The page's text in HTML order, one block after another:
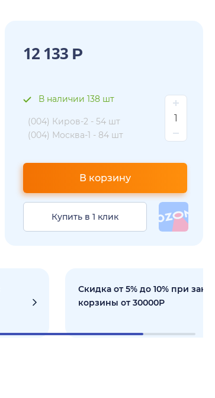
12 133 Р
В наличии 138 шт
(004) Киров-2 - 54 шт
(004) Москва-1 - 84 шт
В корзину
Купить в 1 клик
Скидка от 5% до 10% при
корзины от 30000Р